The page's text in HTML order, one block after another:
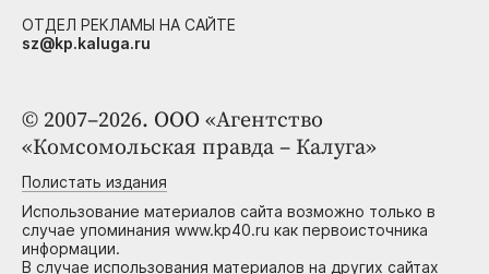
© 2007–2026. ООО «Агентство
«Комсомольская правда – Калуга»
Полистать издания
Использование материалов сайта возможно только в
случае упоминания www.kp40.ru как первоисточника
информации.
В случае использования материалов на других сайтах
ОТДЕЛ РЕКЛАМЫ НА САЙТЕ
sz@kp.kaluga.ru